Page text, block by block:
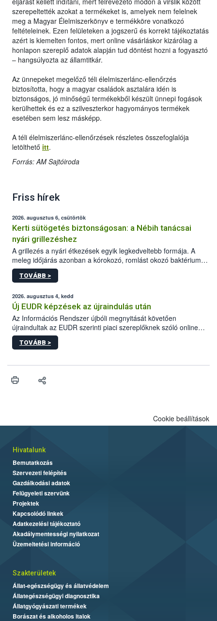
szerepeltették azokat a termékeket is, amelyek nem felelnek
meg a Magyar Élelmiszerkönyv e termékköre vonatkozó
feltételeinek. Ezen felületeken a jogszerű és korrekt tájékoztatás
azért is kiemelten fontos, mert online vásárláskor kizárólag a
honlapon szereplő adatok alapján tud döntést hozni a fogyasztó
– hangsúlyozta az államtitkár.
Az ünnepeket megelőző téli élelmiszerlánc-ellenőrzés
biztosította, hogy a magyar családok asztalára idén is
biztonságos, jó minőségű termékekből készült ünnepi fogások
kerülhettek és ez a szilveszterkor hagyományos termékek
esetében sem lesz másképp.
A téli élelmiszerlánc-ellenőrzések részletes összefoglalója
letölthető itt.
Forrás: AM Sajtóiroda
Friss hírek
2026. augusztus 6, csütörtök
Kerti sütögetés biztonságosan: a Nébih tanácsai
nyári grillezéshez
A grillezés a nyári étkezések egyik legkedveltebb formája. A
meleg időjárás azonban a kórokozó, romlást okozó baktériumok
gyorsabb szaporodásának is kedvez. A szabadtéri sütögetés
ezért nem csupán a megfelelő sütési technikáról szól: legalább
higiéniai szabályok betartása, a megfelelő hőkezelés, valamint a
maradékok szakszerű tárolása. A Nemzeti Élelmiszerlánc-
biztonsági Hivatal (Nébih) Oktatási Programja összegyűjtötte a
biztonságos grillezés legfontosabb tudnivalóit.
TOVÁBB >
2026. augusztus 4, kedd
Új EUDR képzések az újraindulás után
Az Információs Rendszer újbóli megnyitását követően
újraindultak az EUDR szerinti piaci szereplőknek szóló online
képzések.
TOVÁBB >
Cookie beállítások
Hivatalunk
Bemutatkozás
Szervezeti felépítés
Gazdálkodási adatok
Felügyeleti szervünk
Projektek
Kapcsolódó linkek
Adatkezelési tájékoztató
Akadálymentességi nyilatkozat
Üzemeltetési információ
Szakterületek
Állat-egészségügy és állatvédelem
Állategészségügyi diagnosztika
Állatgyógyászati termékek
Borászat és alkoholos italok